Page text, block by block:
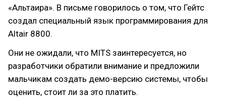
«Альтаира». В письме говорилось о том, что Гейтс
создал специальный язык программирования для
Altair 8800.
Они не ожидали, что MITS заинтересуется, но
разработчики обратили внимание и предложили
мальчикам создать демо-версию системы, чтобы
оценить, стоит ли за это платить.